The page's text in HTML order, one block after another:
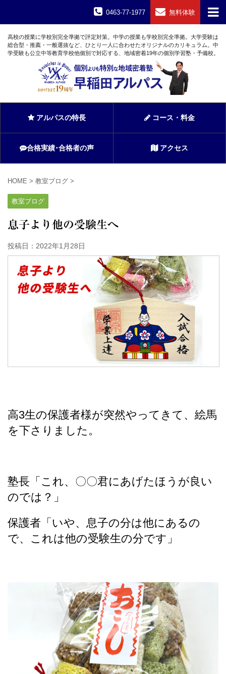
無料体験
0463-77-1977
高校の授業に学校別完全準拠で評定対策。中学の授業も学校別完全準拠。大学受験は
総合型・推薦・一般選抜など、ひとり一人に合わせたオリジナルのカリキュラム。中
学受験も公立中等教育学校他個別で対応する、地域密着19年の個別学習塾・予備校。
アルパスの特長 コース・料金
合格実績･合格者の声 アクセス
HOME > 教室ブログ >
教室ブログ
息子より他の受験生へ
投稿日： 2022年1月28日
高3生の保護者様が突然やってきて、絵馬
を下さりました。
塾長「これ、〇〇君にあげたほうが良い
のでは？」
保護者「いや、息子の分は他にあるの
で、これは他の受験生の分です」